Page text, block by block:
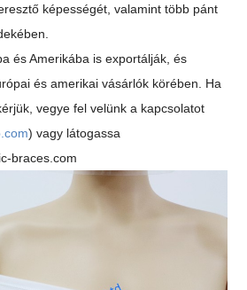
képességét, valamint több pánt
és Amerikába is exportálják, és
és amerikai vásárlók körében. Ha
vegye fel velünk a kapcsolatot
) vagy látogassa
braces.com